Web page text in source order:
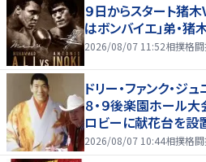
９日からスタート猪
はボンバイエ」弟・
2026/08/07 11:52相撲格
ドリー・ファンク・ジ
８・９後楽園ホール
ロビーに献花台を設
2026/08/07 10:44相撲格闘